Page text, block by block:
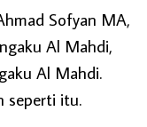
Sofyan MA,
Al Mahdi,
Al Mahdi.
seperti itu.